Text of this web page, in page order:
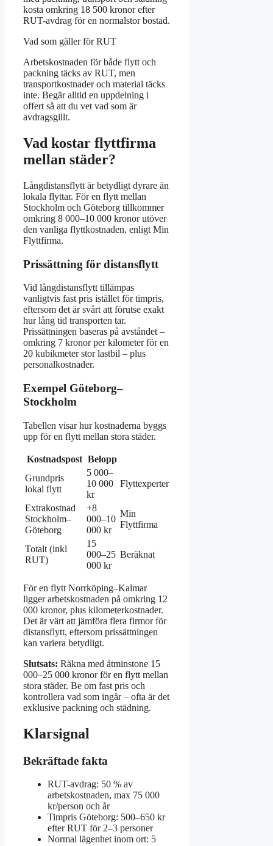
kosta omkring 18 500 kronor efter
RUT-avdrag för en normalstor bostad.
Vad som gäller för RUT
Arbetskostnaden för både flytt och
packning täcks av RUT, men
transportkostnader och material täcks
inte. Begär alltid en uppdelning i
offert så att du vet vad som är
avdragsgillt.
Vad kostar flyttfirma
mellan städer?
Långdistansflytt är betydligt dyrare än
lokala flyttar. För en flytt mellan
Stockholm och Göteborg tillkommer
omkring 8 000–10 000 kronor utöver
den vanliga flyttkostnaden, enligt Min
Flyttfirma.
Prissättning för distansflytt
Vid långdistansflytt tillämpas
vanligtvis fast pris istället för timpris,
eftersom det är svårt att förutse exakt
hur lång tid transporten tar.
Prissättningen baseras på avståndet –
omkring 7 kronor per kilometer för en
20 kubikmeter stor lastbil – plus
personalkostnader.
Exempel Göteborg–
Stockholm
Tabellen visar hur kostnaderna byggs
upp för en flytt mellan stora städer.
Kostnadspost Belopp
Grundpris
lokal flytt
5 000–
10 000
kr
Flyttexperter
Extrakostnad
Stockholm–
Göteborg
+8
000–10
000 kr
Min
Flyttfirma
Totalt (inkl
RUT)
15
000–25
000 kr
Beräknat
För en flytt Norrköping–Kalmar
ligger arbetskostnaden på omkring 12
000 kronor, plus kilometerkostnader.
Det är värt att jämföra flera firmor för
distansflytt, eftersom prissättningen
kan variera betydligt.
Slutsats: Räkna med åtminstone 15
000–25 000 kronor för en flytt mellan
stora städer. Be om fast pris och
kontrollera vad som ingår – ofta är det
exklusive packning och städning.
Klarsignal
Bekräftade fakta
RUT-avdrag: 50 % av
arbetskostnaden, max 75 000
kr/person och år
Timpris Göteborg: 500–650 kr
efter RUT för 2–3 personer
Normal lägenhet inom ort: 5